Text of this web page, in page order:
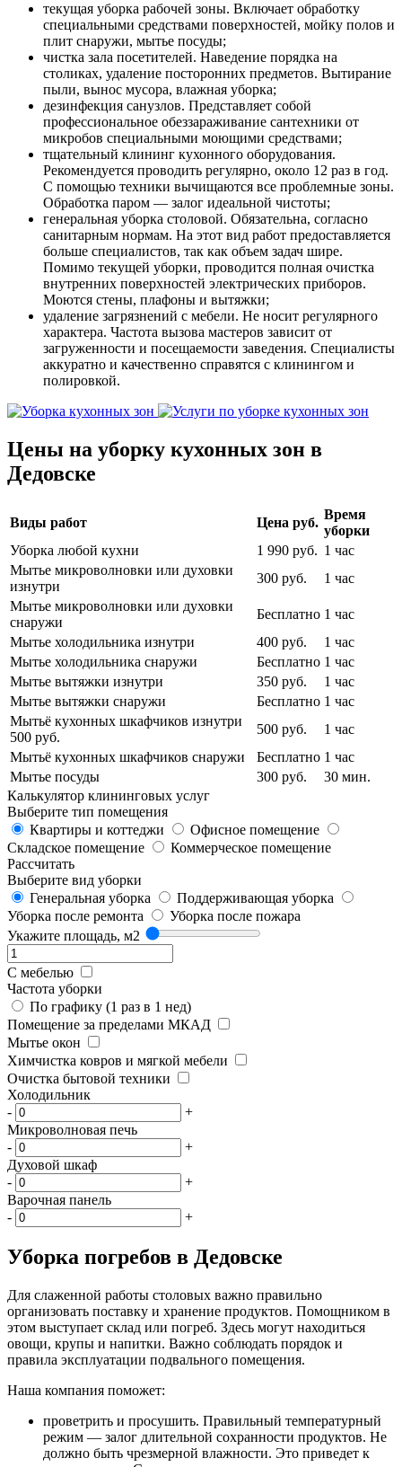
текущая уборка рабочей зоны. Включает обработку
специальными средствами поверхностей, мойку полов и
плит снаружи, мытье посуды;
чистка зала посетителей. Наведение порядка на
столиках, удаление посторонних предметов. Вытирание
пыли, вынос мусора, влажная уборка;
дезинфекция санузлов. Представляет собой
профессиональное обеззараживание сантехники от
микробов специальными моющими средствами;
тщательный клининг кухонного оборудования.
Рекомендуется проводить регулярно, около 12 раз в год.
С помощью техники вычищаются все проблемные зоны.
Обработка паром — залог идеальной чистоты;
генеральная уборка столовой. Обязательна, согласно
санитарным нормам. На этот вид работ предоставляется
больше специалистов, так как объем задач шире.
Помимо текущей уборки, проводится полная очистка
внутренних поверхностей электрических приборов.
Моются стены, плафоны и вытяжки;
удаление загрязнений с мебели. Не носит регулярного
характера. Частота вызова мастеров зависит от
загруженности и посещаемости заведения. Специалисты
аккуратно и качественно справятся с клинингом и
полировкой.
Цены на уборку кухонных зон в
Дедовске
Виды работ Цена руб.
Время
уборки
Уборка любой кухни
1 990 руб. 1 час
Мытье микроволновки или духовки
изнутри
300 руб.
1 час
Мытье микроволновки или духовки
снаружи
Бесплатно 1 час
Мытье холодильника изнутри
400 руб.
1 час
Мытье холодильника снаружи
Бесплатно 1 час
Мытье вытяжки изнутри
350 руб.
1 час
Мытье вытяжки снаружи
Бесплатно 1 час
Мытьё кухонных шкафчиков изнутри
500 руб.
500 руб.
1 час
Мытьё кухонных шкафчиков снаружи
Бесплатно 1 час
Мытье посуды
300 руб.
30 мин.
Калькулятор клининговых услуг
Выберите тип помещения
Квартиры и коттеджи
Офисное помещение
Складское помещение
Коммерческое помещение
Рассчитать
Выберите вид уборки
Генеральная уборка
Поддерживающая уборка
Уборка после ремонта
Уборка после пожара
Укажите площадь, м2
С мебелью
Частота уборки
По графику (1 раз в 1 нед)
Помещение за пределами МКАД
Мытье окон
Химчистка ковров и мягкой мебели
Очистка бытовой техники
Холодильник
-
+
Микроволновая печь
-
+
Духовой шкаф
-
+
Варочная панель
-
+
Уборка погребов в Дедовске
Для слаженной работы столовых важно правильно
организовать поставку и хранение продуктов. Помощником в
этом выступает склад или погреб. Здесь могут находиться
овощи, крупы и напитки. Важно соблюдать порядок и
правила эксплуатации подвального помещения.
Наша компания поможет:
проветрить и просушить. Правильный температурный
режим — залог длительной сохранности продуктов. Не
должно быть чрезмерной влажности. Это приведет к